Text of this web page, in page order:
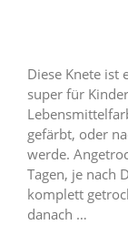
Diese Knete ist
super für
gefärbt, oder
werde.
Tagen, je nach
komplett
danach …